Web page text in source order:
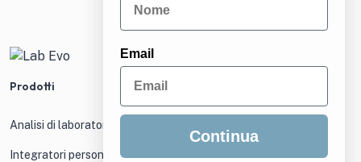
Prodotti
Analisi di laboratorio
Integratori personalizzati
Email
Continua